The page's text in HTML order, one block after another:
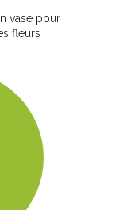
vase pour
fleurs